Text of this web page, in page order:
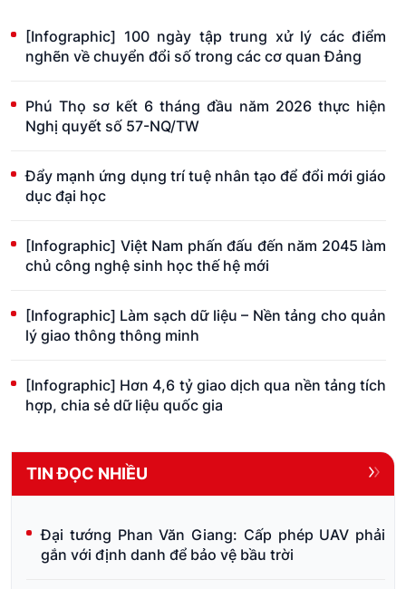
[Infographic] 100 ngày tập trung xử lý các điểm
nghẽn về chuyển đổi số trong các cơ quan Đảng
Phú Thọ sơ kết 6 tháng đầu năm 2026 thực hiện
Nghị quyết số 57-NQ/TW
Đẩy mạnh ứng dụng trí tuệ nhân tạo để đổi mới giáo
dục đại học
[Infographic] Việt Nam phấn đấu đến năm 2045 làm
chủ công nghệ sinh học thế hệ mới
[Infographic] Làm sạch dữ liệu – Nền tảng cho quản
lý giao thông thông minh
[Infographic] Hơn 4,6 tỷ giao dịch qua nền tảng tích
hợp, chia sẻ dữ liệu quốc gia
TIN ĐỌC NHIỀU
Đại tướng Phan Văn Giang: Cấp phép UAV phải
gắn với định danh để bảo vệ bầu trời